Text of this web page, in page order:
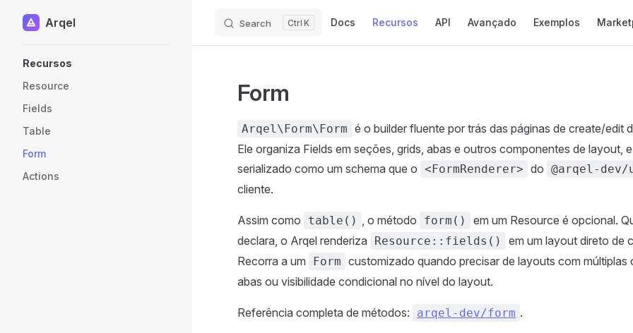
Skip to content
Arqel Search K Docs Recursos API Avançado Exemplos
Recursos
Resource
Fields
Table
Form
Actions
Form
Arqel\Form\Form é o builder fluente por trás das páginas de create/edit
Ele organiza Fields em seções, grids, abas e outros componentes de layout,
serializado como um schema que o <FormRenderer> do @arqel-
cliente.
Assim como table() , o método form()
em um Resource é opcional.
declara, o Arqel renderiza
Resource::fields()
em um layout direto de
Recorra a um
Form customizado quando precisar de layouts com múltiplas
abas ou visibilidade condicional no nível do layout.
Referência completa de métodos: arqel-dev/form .